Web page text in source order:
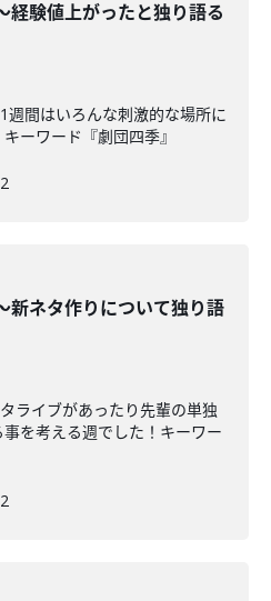
経験値上がったと独り語る
間はいろんな刺激的な場所に
ーワード『劇団四季』
新ネタ作りについて独り語
ライブがあったり先輩の単独
を考える週でした！キーワー